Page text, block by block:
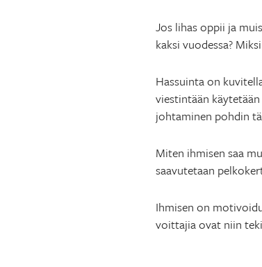
Jos lihas oppii ja
kaksi vuodessa?
Hassuinta on
viestintään
johtaminen pohdin
Miten ihmisen saa
saavutetaan
Ihmisen on
voittajia ovat niin